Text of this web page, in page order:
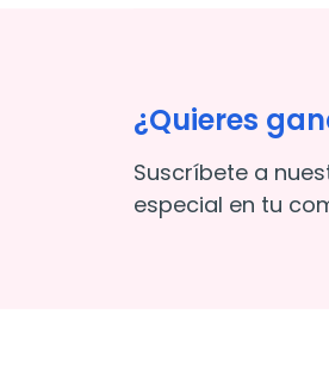
¿Quieres
Suscríbete a
especial en tu